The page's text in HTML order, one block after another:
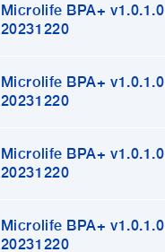
Microlife BPA+ v1.0.1.0
20231220
Microlife BPA+ v1.0.1.0
20231220
Microlife BPA+ v1.0.1.0
20231220
Microlife BPA+ v1.0.1.0
20231220